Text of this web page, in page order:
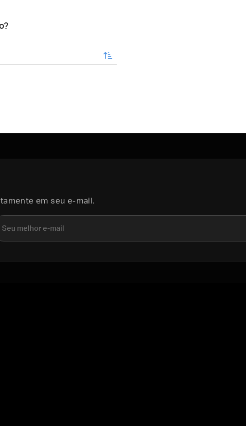
enviar
em seu e-mail.